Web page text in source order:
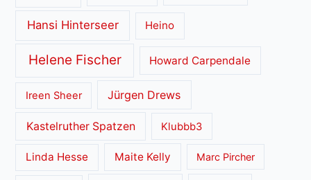
Hansi Hinterseer Heino
Helene Fischer Howard Carpendale
Ireen Sheer Jürgen Drews
Kastelruther Spatzen Klubbb3
Linda Hesse Maite Kelly Marc Pircher